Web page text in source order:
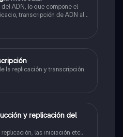
compone el
transcripción de ADN al
a proteína.
la replicación y transcripción
y replicación del
las iniciación etc..